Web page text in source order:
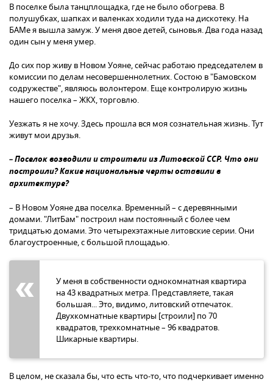
В поселке была танцплощадка, где не было обогрева. В
полушубках, шапках и валенках ходили туда на дискотеку. На
БАМе я вышла замуж. У меня двое детей, сыновья. Два года назад
один сын у меня умер.
До сих пор живу в Новом Уояне, сейчас работаю председателем в
комиссии по делам несовершеннолетних. Состою в "Бамовском
содружестве", являюсь волонтером. Еще контролирую жизнь
нашего поселка – ЖКХ, торговлю.
Уезжать я не хочу. Здесь прошла вся моя сознательная жизнь. Тут
живут мои друзья.
– Поселок возводили и строители из Литовской ССР. Что они
построили? Какие национальные черты оставили в
архитектуре?
– В Новом Уояне два поселка. Временный – с деревянными
домами. "ЛитБам" построил нам постоянный с более чем
тридцатью домами. Это четырехэтажные литовские серии. Они
благоустроенные, с большой площадью.
У меня в собственности однокомнатная квартира
на 43 квадратных метра. Представляете, такая
большая... Это, видимо, литовский отпечаток.
Двухкомнатные квартиры [строили] по 70
квадратов, трехкомнатные – 96 квадратов.
Шикарные квартиры.
В целом, не сказала бы, что есть что-то, что подчеркивает именно